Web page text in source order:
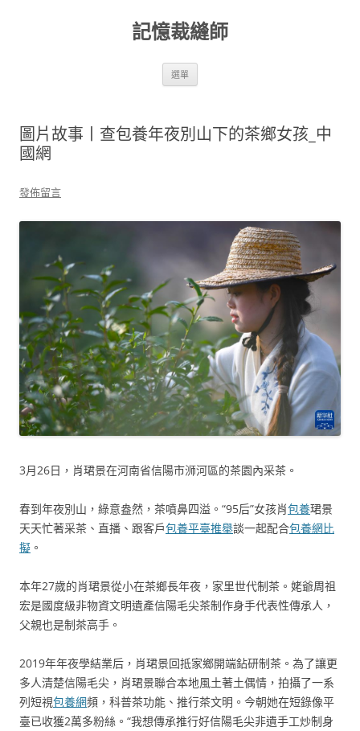
記憶裁縫師
選單
圖片故事丨查包養年夜別山下的茶鄉女孩_中
國網
發佈留言
3月26日，肖珺景在河南省信陽市浉河區的茶園內采茶。
春到年夜別山，綠意盎然，茶噴鼻四溢。“95后”女孩肖包養珺景
天天忙著采茶、直播、跟客戶包養平臺推舉談一起配合包養網比
擬 。
本年27歲的肖珺景從小在茶鄉長年夜，家里世代制茶。姥爺周祖
宏是國度級非物資文明遺產信陽毛尖茶制作身手代表性傳承人，
父親也是制茶高手。
2019年年夜學結業后，肖珺景回抵家鄉開端鉆研制茶。為了讓更
多人清楚信陽毛尖，肖珺景聯合本地風土著土偶情，拍攝了一系
列短視包養網頻，科普茶功能、推行茶文明。今朝她在短錄像平
臺已收獲2萬多粉絲。“我想傳承推行好信陽毛尖非遺手工炒制身